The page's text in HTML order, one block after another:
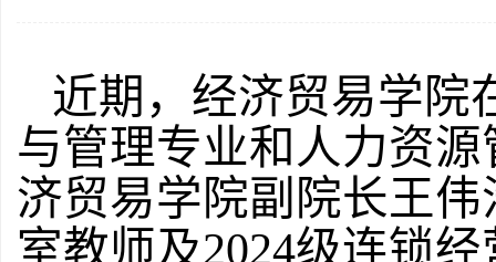
近期，经济贸易学院
与管理专业和人力资
济贸易学院副院长王
室教师及2024级连锁